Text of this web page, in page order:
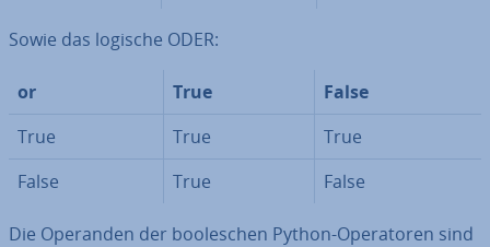
Sowie das logische ODER:
or True
False
True
True
True
False
True False
Die Operanden der boole­schen Python-Ope­ra­to­ren sind